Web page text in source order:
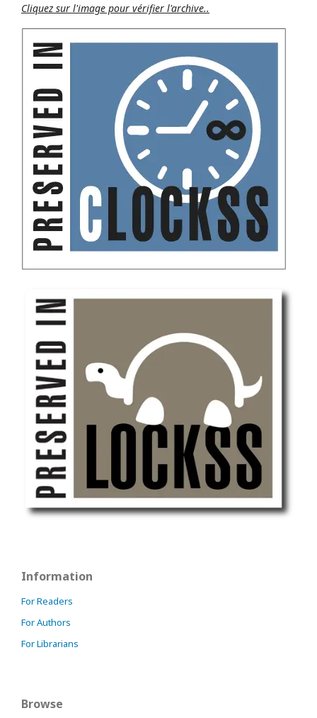
Cliquez sur l'image pour vérifier l'archive..
Information
For Readers
For Authors
For Librarians
Browse